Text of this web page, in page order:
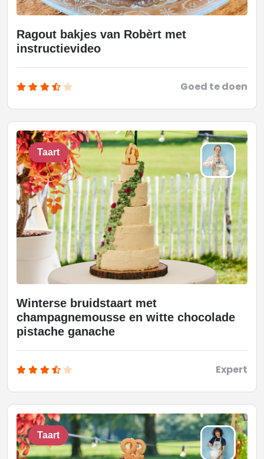
Ragout bakjes van Robèrt met
instructievideo
Goed te doen
Taart
Winterse bruidstaart met
champagnemousse en witte chocolade
pistache ganache
Expert
Taart